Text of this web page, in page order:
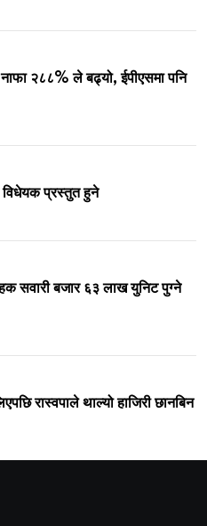
२८८% ले बढ्यो, ईपीएसमा पनि
प्रस्तुत हुने
सवारी बजार ६३ लाख युनिट पुग्ने
रास्वपाले थाल्यो हाजिरी छानबिन